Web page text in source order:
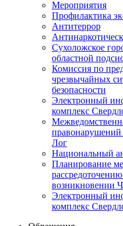
Мероприятия
Профилактика
Антитеррор
Сухоложское
областной
Комиссия по
чрезвычайных
безопасности
Электронный
комплекс
Лог
Национальный
Планирование
возникновении
Электронный
комплекс